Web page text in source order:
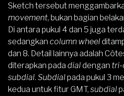
Sketch tersebut
movement, bukan bagian
Di antara pukul 4 dan 5 juga
sedangkan column wheel
dan 8. Detail lainnya adalah
diterapkan pada dialdengan tri-
subdial. Subdialpada pukul 3
kedua untuk fitur GMT, subdial